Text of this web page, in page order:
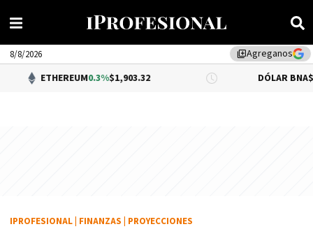
library_addAgreganos
8/8/2026
0.3%$1,903.32 DÓLAR BNA $1,520.00
IPROFESIONAL FINANZAS PROYECCIONES